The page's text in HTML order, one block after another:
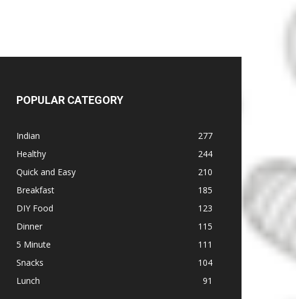
POPULAR CATEGORY
Indian
277
Healthy
244
Quick and Easy
210
Breakfast
185
DIY Food
123
Dinner
115
5 Minute
111
Snacks
104
Lunch
91